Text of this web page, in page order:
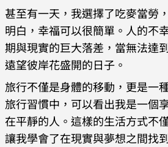
甚至有一天，我選擇了吃麥當勞
明白，幸福可以很簡單。人的不
期與現實的巨大落差，當無法達
遠望彼岸花盛開的日子。
旅行不僅是身體的移動，更是一
旅行習慣中，可以看出我是一個
在平靜的人。這樣的生活方式不
讓我學會了在現實與夢想之間找